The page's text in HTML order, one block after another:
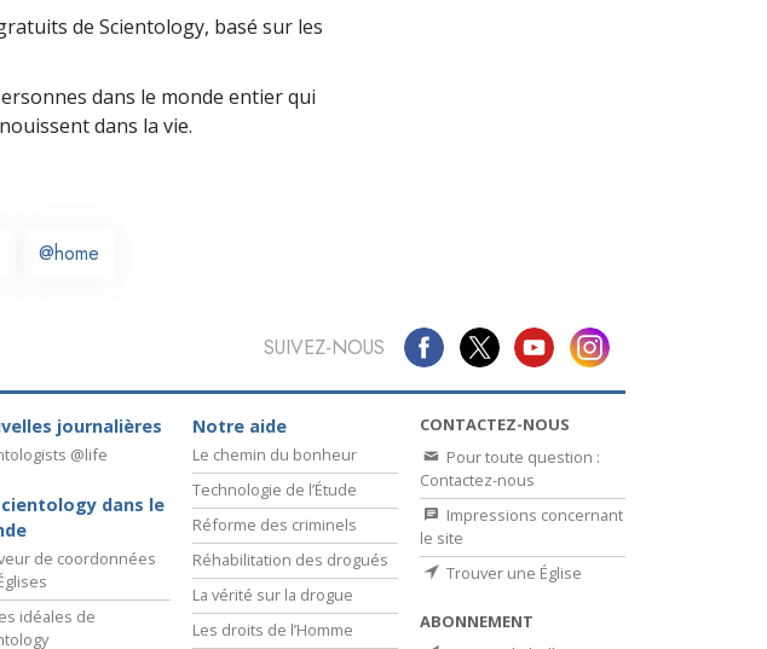
de Scientology, basé sur les
dans le monde entier qui
dans la vie.
@home
SUIVEZ-NOUS
journalières
@life
dans le
de coordonnées
idéales de
Notre aide
Le chemin du bonheur
Technologie de l’Étude
Réforme des criminels
Réhabilitation des drogués
La vérité sur la drogue
Les droits de l’Homme
CONTACTEZ-NOUS
Pour toute question :
Contactez-nous
Impressions concernant
le site
Trouver une Église
ABONNEMENT